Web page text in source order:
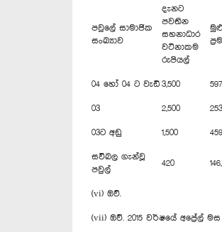
පවුලේ සාමාජික
සංඛ්‍යාව
දැනට
පවතින
සහනාධාර
වටිනාකම
රුපියල්
04 හෝ 04 ට වැඩි 3,500
03 2,500
03ට අඩු 1,500
සවිබල ගැන්වූ
පවුල්
420
(vi) ඔව්.
(vii) ඔව්. 2015 වර්ෂයේ